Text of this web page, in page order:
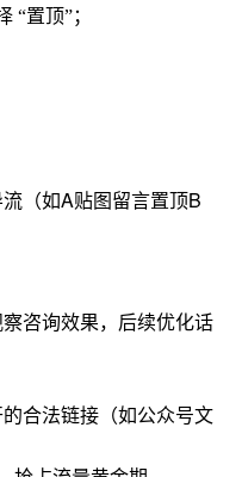
“置顶”；
（如A贴图留言置顶B
察咨询效果，后续优化话
合法链接（如公众号文